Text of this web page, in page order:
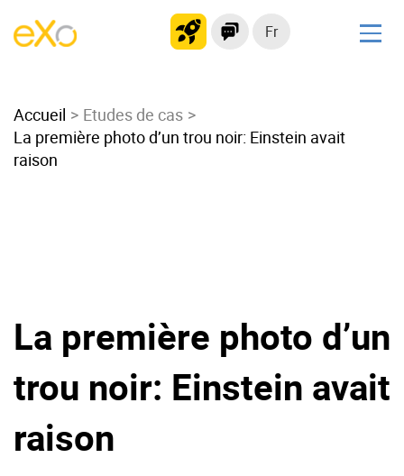
Fr
Intranet moderne
Plateforme collaborative
Migrer vers eXo Platform
Produit
Pourquoi eXo
Accueil
Etudes de cas
La première photo d’un trou noir: Einstein avait
raison
La première photo d’un
trou noir: Einstein avait
raison